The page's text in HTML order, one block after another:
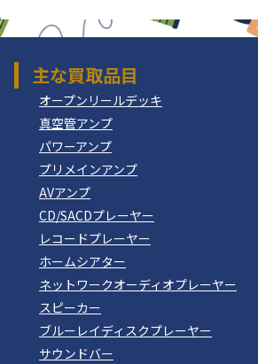
主な買取品目
オープンリールデッキ
真空管アンプ
パワーアンプ
プリメインアンプ
AVアンプ
CD/SACDプレーヤー
レコードプレーヤー
ホームシアター
ネットワークオーディオプレーヤー
スピーカー
ブルーレイディスクプレーヤー
サウンドバー